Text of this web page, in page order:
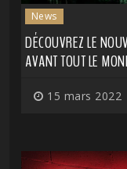
News
DÉCOUVREZ LE
AVANT TOUT LE
15 mars 2022